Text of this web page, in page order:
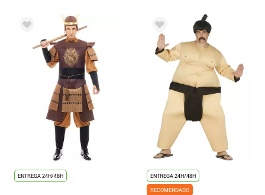
ENTREGA 24H/48H
ENTREGA 24H/48H
RECOMENDADO